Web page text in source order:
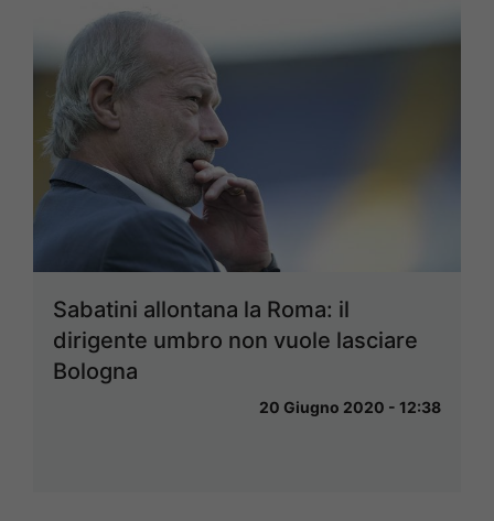
Sabatini allontana la Roma: il
dirigente umbro non vuole lasciare
Bologna
20 Giugno 2020 - 12:38